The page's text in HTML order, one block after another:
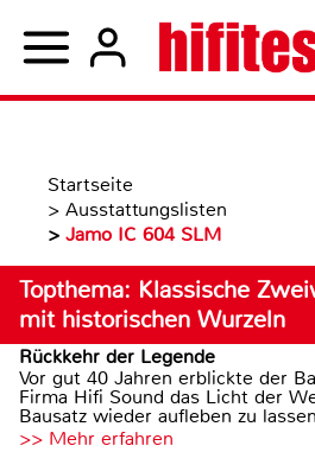
Startseite
> Ausstattungslisten
> Jamo IC 604 SLM
Topthema: Klassische
mit historischen Wurzeln
Rückkehr der Legende
Vor gut 40 Jahren erblickte der
Firma Hifi Sound das Licht der
Bausatz wieder aufleben zu
>> Mehr erfahren